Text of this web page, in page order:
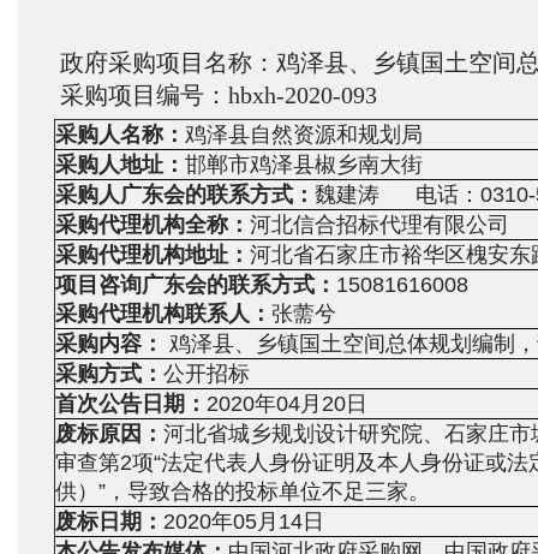
政府采购项目名称：鸡泽县、乡镇国土空间
采购项目编号： hbxh-2020-093
采购人名称： 鸡泽县自然资源和规划局
采购人地址： 邯郸市鸡泽县椒乡南大街
采购人广东会的联系方式： 魏建涛 电话：0310-
采购代理机构全称： 河北信合招标代理有限公司
采购代理机构地址： 河北省石家庄市裕华区槐安
项目咨询广东会的联系方式： 15081616008
采购代理机构联系人： 张薷兮
采购内容：
鸡泽县、乡镇国土空间总体规划编制
采购方式： 公开招标
首次公告日期： 2020年04月20日
废标原因： 河北省城乡规划设计研究 院、石家庄
审查第2项“法定代表人身份证明及本人身份证或
供）”，导致合格的投标单位不足三家。
废标日期： 2020年05月14日